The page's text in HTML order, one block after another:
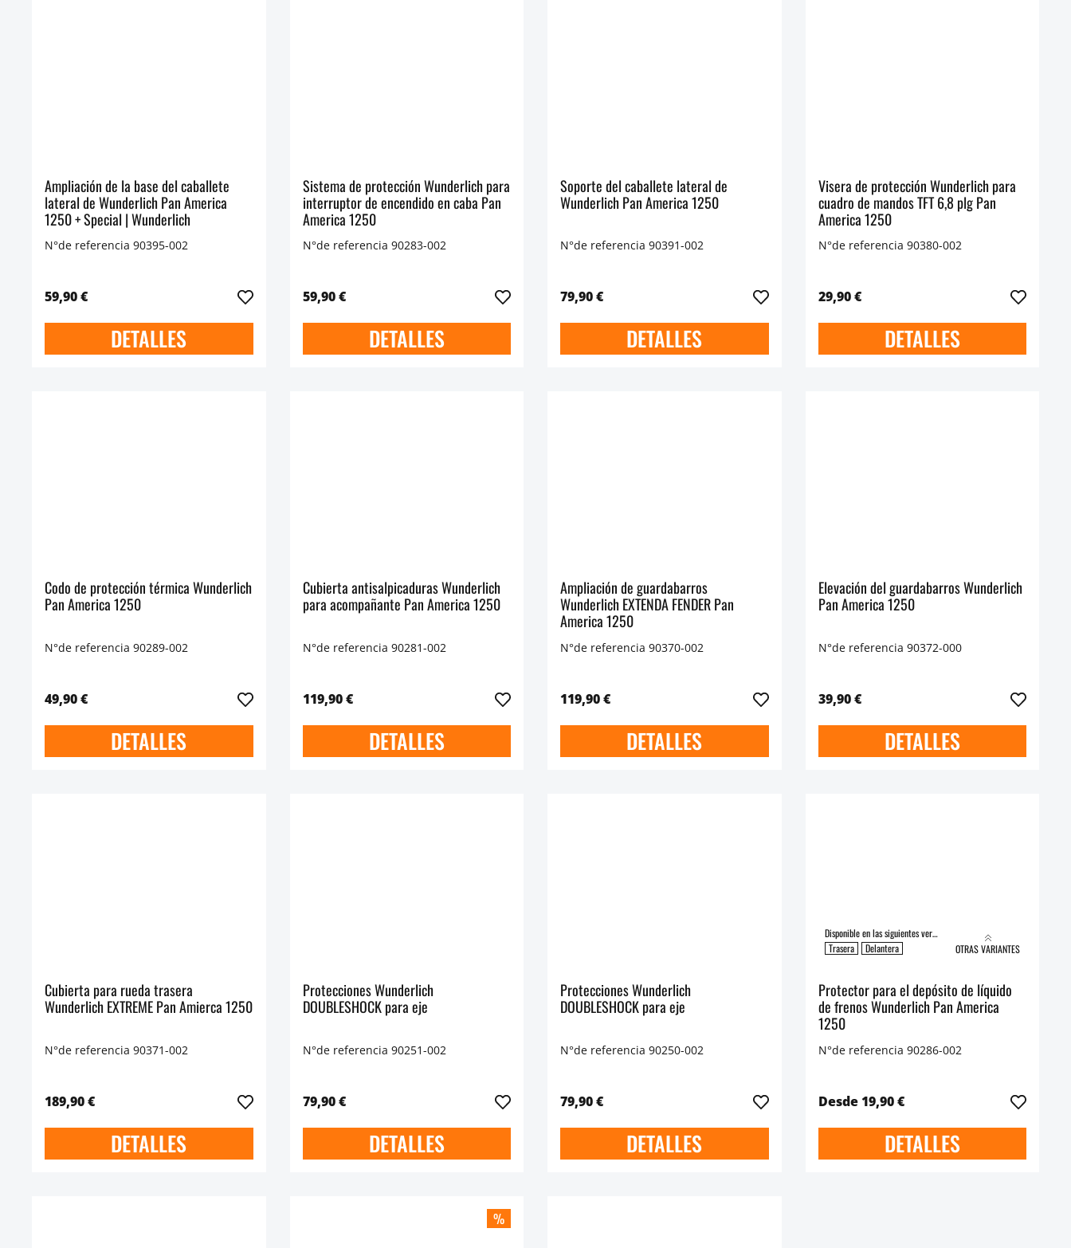
Ampliación de la base del caballete
lateral de Wunderlich Pan America
1250 + Special | Wunderlich
N°de referencia 90395-002
59,90 €
DETALLES
Sistema de protección Wunderlich para
interruptor de encendido en caba Pan
America 1250
N°de referencia 90283-002
59,90 €
DETALLES
Soporte del caballete lateral de
Wunderlich Pan America 1250
N°de referencia 90391-002
79,90 €
DETALLES
Visera de protección Wunderlich para
cuadro de mandos TFT 6,8 plg Pan
America 1250
N°de referencia 90380-002
29,90 €
DETALLES
Codo de protección térmica Wunderlich
Pan America 1250
N°de referencia 90289-002
49,90 €
DETALLES
Cubierta antisalpicaduras Wunderlich
para acompañante Pan America 1250
N°de referencia 90281-002
119,90 €
DETALLES
Ampliación de guardabarros
Wunderlich EXTENDA FENDER Pan
America 1250
N°de referencia 90370-002
119,90 €
DETALLES
Elevación del guardabarros Wunderlich
Pan America 1250
N°de referencia 90372-000
39,90 €
DETALLES
Cubierta para rueda trasera
Wunderlich EXTREME Pan Amierca 1250
N°de referencia 90371-002
189,90 €
DETALLES
Protecciones Wunderlich
DOUBLESHOCK para eje
N°de referencia 90251-002
79,90 €
DETALLES
Protecciones Wunderlich
DOUBLESHOCK para eje
N°de referencia 90250-002
79,90 €
DETALLES
Disponible en las siguientes versiones:
Trasera
Delantera OTRAS VARIANTES
Protector para el depósito de líquido
de frenos Wunderlich Pan America
1250
N°de referencia 90286-002
Desde 19,90 €
DETALLES
%